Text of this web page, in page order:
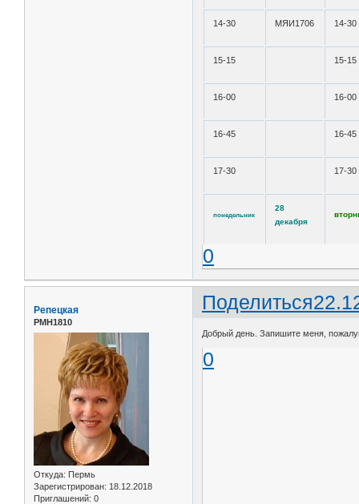
14-30 МЯИ1706 14-30
15-15 15-15
16-00 16-00
16-45 16-45
17-30 17-30
понедельник
28
декабря
0
Поделиться
Репецкая
РМН1810
Откуда: Пермь
Зарегистрирован: 18.12.2018
Приглашений: 0
Добрый день. Запишите меня,
0